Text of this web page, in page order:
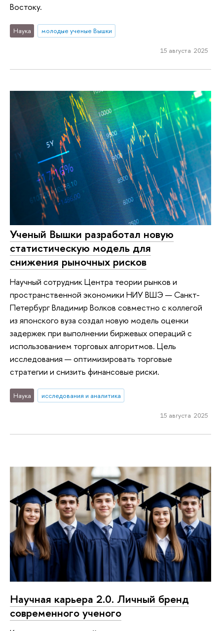
Востоку.
Наука молодые ученые Вышки
15 августа 2025
Ученый Вышки разработал новую
статистическую модель для
снижения рыночных рисков
Научный сотрудник Центра теории рынков и
пространственной экономики НИУ ВШЭ — Санкт-
Петербург Владимир Волков совместно с коллегой
из японского вуза создал новую модель оценки
задержек при выполнении биржевых операций с
использованием торговых алгоритмов. Цель
исследования — оптимизировать торговые
стратегии и снизить финансовые риски.
Наука исследования и аналитика
15 августа 2025
Научная карьера 2.0. Личный бренд
современного ученого